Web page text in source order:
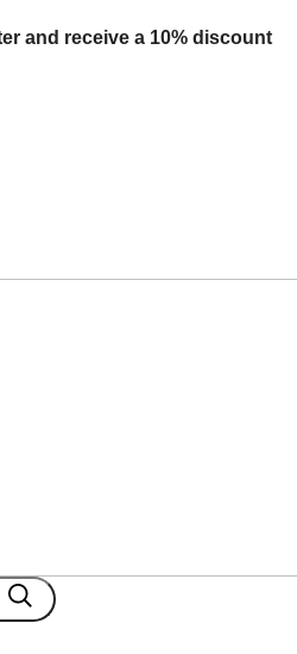
and receive a 10% discount